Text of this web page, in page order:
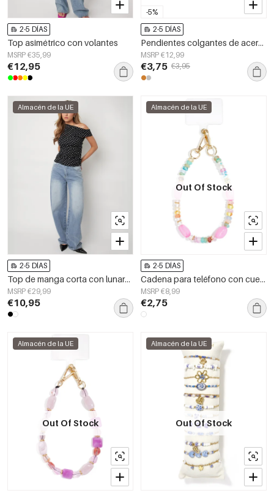
2-5 DÍAS
Top asimétrico con volantes
MSRP €35,99
€12,95
-5%
2-5 DÍAS
Pendientes colgantes de acero inoxidable con diseño de animales, de la serie Daily Simple, joyería para mujer.
MSRP €12,99
€3,75 €3,95
Almacén de la UE
2-5 DÍAS
Top de manga corta con lunares
MSRP €29,99
€10,95
Almacén de la UE
Out Of Stock
2-5 DÍAS
Cadena para teléfono con cuentas, sencilla, de acrílico, accesorio diario.
MSRP €8,99
€2,75
Almacén de la UE
Out Of Stock
Almacén de la UE
Out Of Stock